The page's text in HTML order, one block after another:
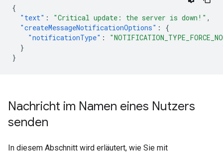
{
"text" : "Critical update: the server is down!" ,
"createMessageNotificationOptions" :
{
"notificationType" :
}
}
Nachricht im Namen eines Nutzers
senden
In diesem Abschnitt wird erläutert, wie Sie mit